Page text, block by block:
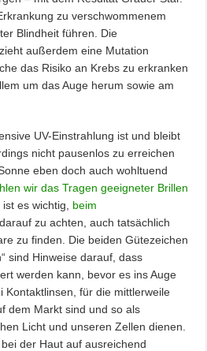
zu verschwommenem
Blindheit führen. Die
außerdem eine Mutation
das Risiko an Krebs zu erkranken
um das Auge herum sowie am
UV-Einstrahlung ist und bleibt
nicht pausenlos zu erreichen
eben doch auch wohltuend
wir das Tragen geeigneter Brillen
ist es wichtig, beim
zu achten, auch tatsächlich
zu finden. Die beiden Gütezeichen
sind Hinweise darauf, dass
werden kann, bevor es ins Auge
für die mittlerweile
dem Markt sind und so als
Licht und unseren Zellen dienen.
der Haut auf ausreichend